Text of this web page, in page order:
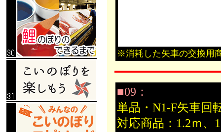
※消耗した矢車の交換用
■09：
単品・N1-F矢車
対応商品：1.2ｍ